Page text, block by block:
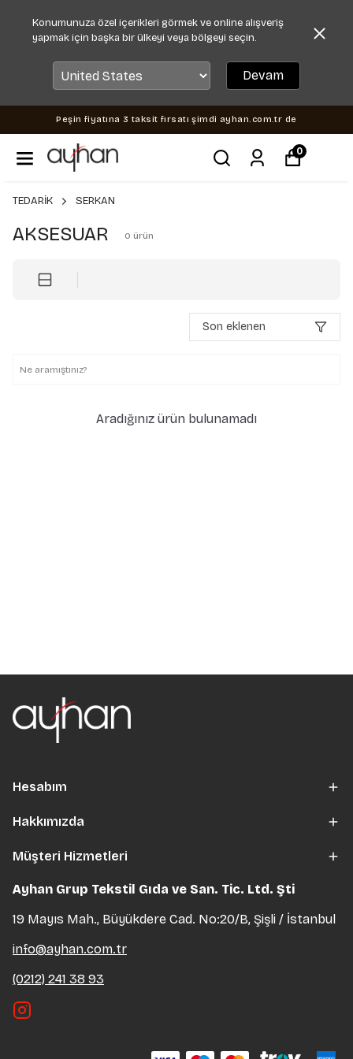
Konumunuza özel içerikleri görmek ve online alışveriş
yapmak için başka bir ülkeyi veya bölgeyi seçin.
Devam
Peşin fiyatına 3 taksit fırsatı şimdi ayhan.com.tr de
0
TEDARİK SERKAN
AKSESUAR 0 ürün
Son eklenen
Aradığınız ürün bulunamadı
Hesabım
Hakkımızda
Müşteri Hizmetleri
Ayhan Grup Tekstil Gıda ve San. Tic. Ltd. Şti
19 Mayıs Mah., Büyükdere Cad. No:20/B, Şişli / İstanbul
info@ayhan.com.tr
(0212) 241 38 93